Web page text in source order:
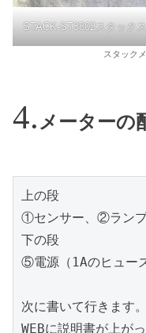
スタック
メーターの
上の段
①センサー、②ラン
下の段
⑤電源（1Aのヒュー
次に書いて行きます。
WEBに説明書が上が